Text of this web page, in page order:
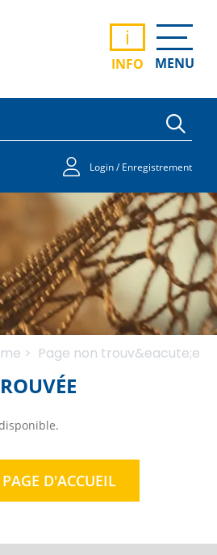
i
INFO MENU
Login / Enregistrement
> Page non trouv&eacute;e
D'ACCUEIL